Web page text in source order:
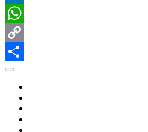
LinkedIn
WhatsApp
Copy
Link
Share